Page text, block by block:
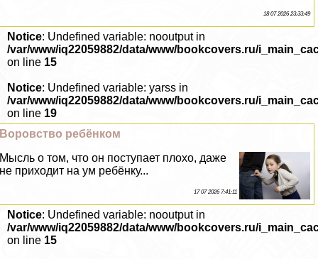
18 07 2026 23:33:49
Notice: Undefined variable: nooutput in
/var/www/iq22059882/data/www/bookcovers.ru/
on line 15
Notice: Undefined variable: yarss in
/var/www/iq22059882/data/www/bookcovers.ru/
on line 19
Воровство ребёнком
Мысль о том, что он поступает плохо, даже
не приходит на ум ребёнку...
17 07 2026 7:41:11
Notice: Undefined variable: nooutput in
/var/www/iq22059882/data/www/bookcovers.ru/
on line 15